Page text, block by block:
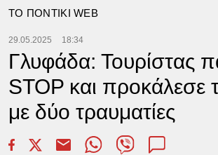
TΟ ΠΟΝΤΙΚΙ WEB
29.05.2025 18:34
Γλυφάδα: Τουρίστας
STOP και προκάλεσε
με δύο τραυματίες